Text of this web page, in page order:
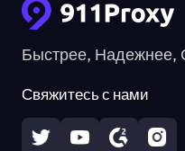
Быстрее, Надежнее,
Свяжитесь с нами